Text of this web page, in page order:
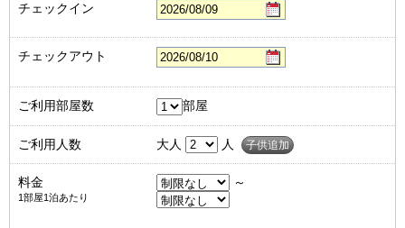
チェックイン
チェックアウト
ご利用部屋数 部屋
ご利用人数 大人 人 子供追加
料金
1部屋1泊あたり
～